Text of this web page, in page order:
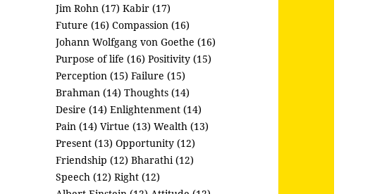
Jim Rohn (17) Kabir (17)
Future (16) Compassion (16)
Johann Wolfgang von Goethe (16)
Purpose of life (16) Positivity (15)
Perception (15) Failure (15)
Brahman (14) Thoughts (14)
Desire (14) Enlightenment (14)
Pain (14) Virtue (13) Wealth (13)
Present (13) Opportunity (12)
Friendship (12) Bharathi (12)
Speech (12) Right (12)